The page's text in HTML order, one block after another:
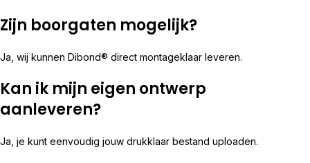
Zijn boorgaten mogelijk?
Ja, wij kunnen Dibond® direct montageklaar leveren.
Kan ik mijn eigen ontwerp
aanleveren?
Ja, je kunt eenvoudig jouw drukklaar bestand uploaden.